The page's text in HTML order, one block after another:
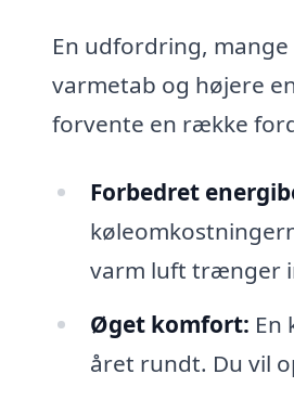
En udfordring,
varmetab og højere
forvente en række
Forbedret
varm luft trænger
Øget komfort: En
året rundt. Du vil